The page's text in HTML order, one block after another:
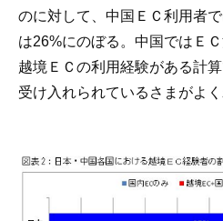
のに対して、中国ＥＣ利用者
は26%にのぼる。中国ではＥ
越境ＥＣの利用経験がある計
受け入れられているさまがよ